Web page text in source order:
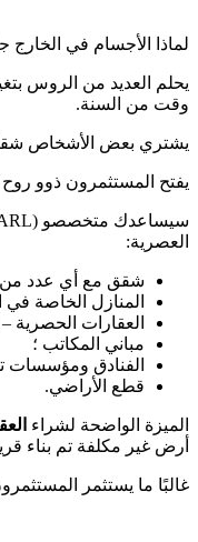
لماذا الأجسام في الخارج
يحلم العديد من الروس
وقت من السنة.
يشتري بعض الأشخاص شققًا
يفتح المستثمرون ذوو
سيساعدك متخصصو ArendaLazur TM (Cofrance SARL) أريندا لازور ت.م. (كوفرانس ذ.م.م.))في العثور على
العصرية:
شقق مع أي عدد من
المنازل الخاصة
العقارات الحصرية –
مباني المكاتب ؛
الفنادق ومؤسسات
قطع الأراضي.
الميزة الواضحة لشراء
أرض غير مكلفة تم بناء
غالبًا ما يستثمر